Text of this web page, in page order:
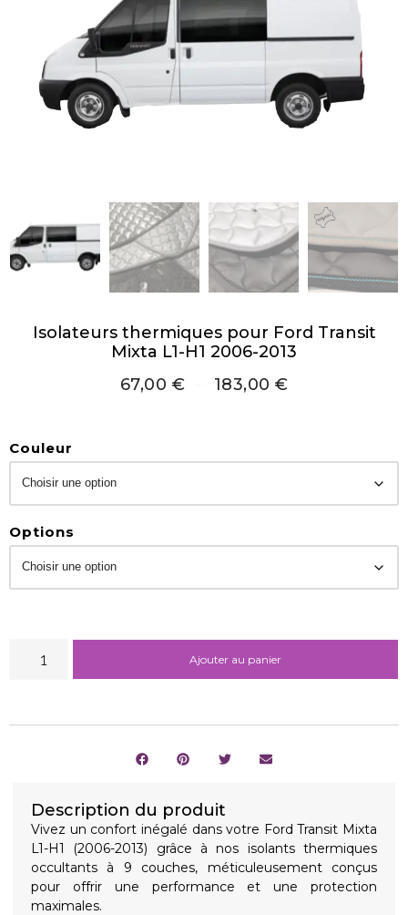
Isolateurs thermiques pour Ford Transit
Mixta L1-H1 2006-2013
67,00 € 183,00 €
Couleur
Options
Ajouter au panier
Description du produit
Vivez un confort inégalé dans votre Ford Transit Mixta
L1-H1 (2006-2013) grâce à nos isolants thermiques
occultants à 9 couches, méticuleusement conçus
pour offrir une performance et une protection
maximales.